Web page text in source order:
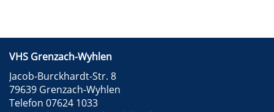
VHS Grenzach-Wyhlen
Jacob-Burckhardt-Str. 8
79639 Grenzach-Wyhlen
Telefon 07624 1033